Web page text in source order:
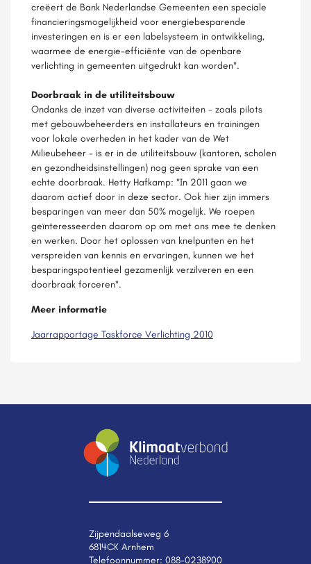
creëert de Bank Nederlandse Gemeenten een speciale
financieringsmogelijkheid voor energiebesparende
investeringen en is er een labelsysteem in ontwikkeling,
waarmee de energie-efficiënte van de openbare
verlichting in gemeenten uitgedrukt kan worden".
Doorbraak in de utiliteitsbouw
Ondanks de inzet van diverse activiteiten - zoals pilots
met gebouwbeheerders en installateurs en trainingen
voor lokale overheden in het kader van de Wet
Milieubeheer - is er in de utiliteitsbouw (kantoren, scholen
en gezondheidsinstellingen) nog geen sprake van een
echte doorbraak. Hetty Hafkamp: "In 2011 gaan we
daarom actief door in deze sector. Ook hier zijn immers
besparingen van meer dan 50% mogelijk. We roepen
geïnteresseerden daarom op om met ons mee te denken
en werken. Door het oplossen van knelpunten en het
verspreiden van kennis en ervaringen, kunnen we het
besparingspotentieel gezamenlijk verzilveren en een
doorbraak forceren".
Meer informatie
Jaarrapportage Taskforce Verlichting 2010
Zijpendaalseweg 6
6814CK Arnhem
Telefoonnummer: 088-0238900